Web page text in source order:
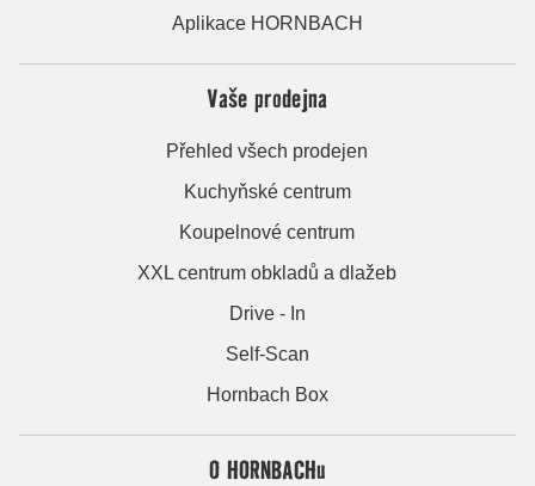
Aplikace HORNBACH
Vaše prodejna
Přehled všech prodejen
Kuchyňské centrum
Koupelnové centrum
XXL centrum obkladů a dlažeb
Drive - In
Self-Scan
Hornbach Box
O HORNBACHu